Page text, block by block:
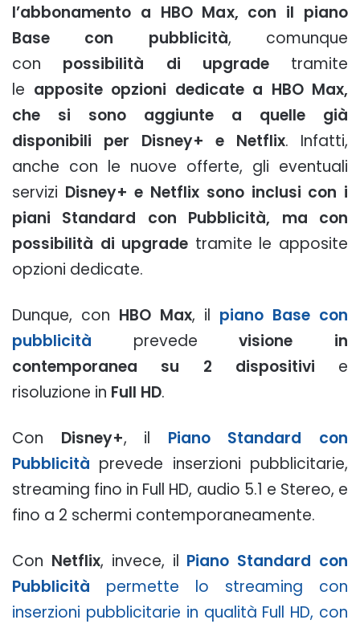
l’abbonamento a HBO Max, con il piano
Base con pubblicità, comunque
con possibilità di upgradetramite
le apposite opzioni dedicate a HBO Max,
che si sono aggiunte a quelle già
disponibili per Disney+ e Netflix. Infatti,
anche con le nuove offerte, gli eventuali
servizi Disney+ e Netflix sono inclusi con i
piani Standard con Pubblicità, ma con
possibilità di upgrade tramite le apposite
opzioni dedicate.
Dunque, con HBO Max, il piano Base con
pubblicità prevedevisione in
contemporanea su 2 dispositivi e
risoluzione in Full HD.
Con Disney+, il Piano Standard con
Pubblicità prevede inserzioni pubblicitarie,
streaming fino in Full HD, audio 5.1 e Stereo, e
fino a 2 schermi contemporaneamente.
Con Netflix, invece, il Piano Standard con
Pubblicità permette lo streaming con
inserzioni pubblicitarie in qualità Full HD, con